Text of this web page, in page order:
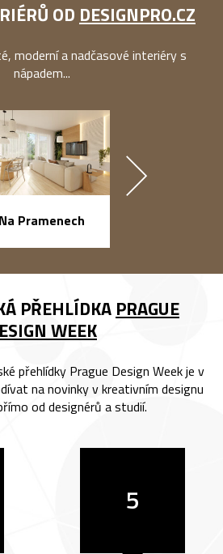
OD DESIGNPRO.CZ
moderní a nadčasové interiéry s
nápadem...
Na Pramenech
PŘEHLÍDKA PRAGUE
WEEK
přehlídky Prague Design Week je v
na novinky v kreativním designu
od designérů a studií.
5